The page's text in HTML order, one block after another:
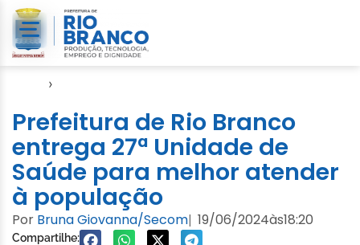
›
Prefeitura de Rio Branco
entrega 27ª Unidade de
Saúde para melhor atender
à população
Por Bruna Giovanna/Secom| 19/06/2024às18:20
Compartilhe: